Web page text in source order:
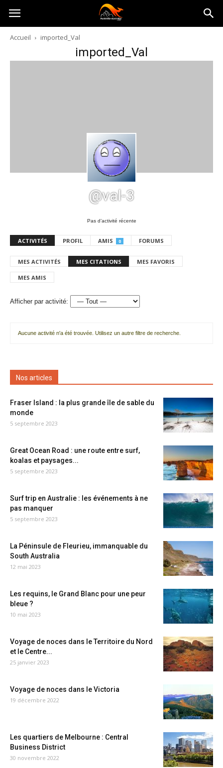
Australia-
australie.com
Accueil imported_Val
imported_Val
@val-3
Pas d’activité récente
ACTIVITÉS PROFIL AMIS 0 FORUMS
MES ACTIVITÉS MES CITATIONS MES FAVORIS
MES AMIS
Afficher par activité:
Aucune activité n'a été trouvée. Utilisez un autre filtre de recherche.
Nos articles
Fraser Island : la plus grande île de sable du
monde
5 septembre 2023
Great Ocean Road : une route entre surf,
koalas et paysages...
5 septembre 2023
Surf trip en Australie : les événements à ne
pas manquer
5 septembre 2023
La Péninsule de Fleurieu, immanquable du
South Australia
12 mai 2023
Les requins, le Grand Blanc pour une peur
bleue ?
10 mai 2023
Voyage de noces dans le Territoire du Nord
et le Centre...
25 janvier 2023
Voyage de noces dans le Victoria
19 décembre 2022
Les quartiers de Melbourne : Central
Business District
30 novembre 2022